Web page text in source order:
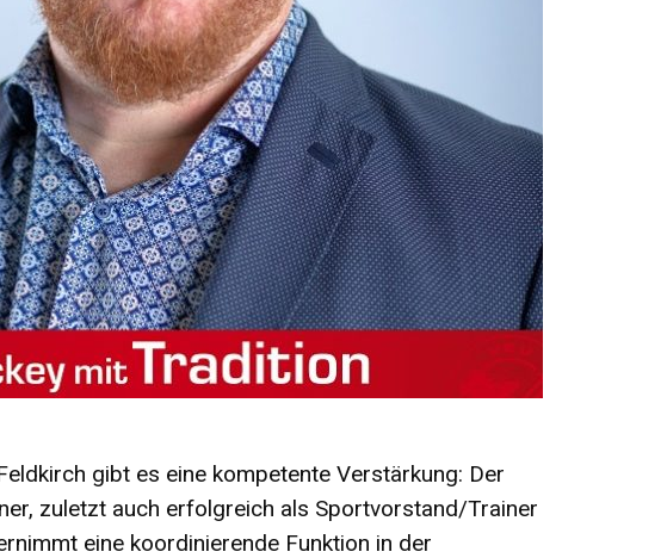
gibt es eine kompetente Verstärkung: Der
zuletzt auch erfolgreich als Sportvorstand/Trainer
eine koordinierende Funktion in der